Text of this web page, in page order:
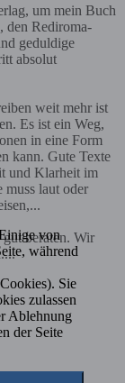
um mein Buch
den Rediroma-
geduldige
absolut
weit mehr ist
Es ist ein Weg,
in eine Form
kann. Gute Texte
und Klarheit im
laut oder
beraten. Wir
von
während
Sie
zulassen
Ablehnung
der Seite